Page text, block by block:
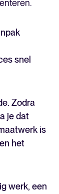
snel
Zodra
je dat
is
het
werk, een